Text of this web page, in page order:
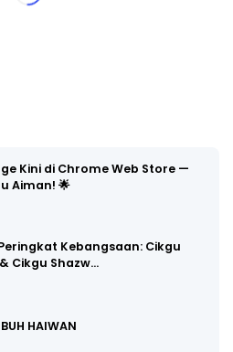
Kini di Chrome Web Store —
Aiman! 🌟
Kebangsaan: Cikgu
Cikgu Shazw…
HAIWAN